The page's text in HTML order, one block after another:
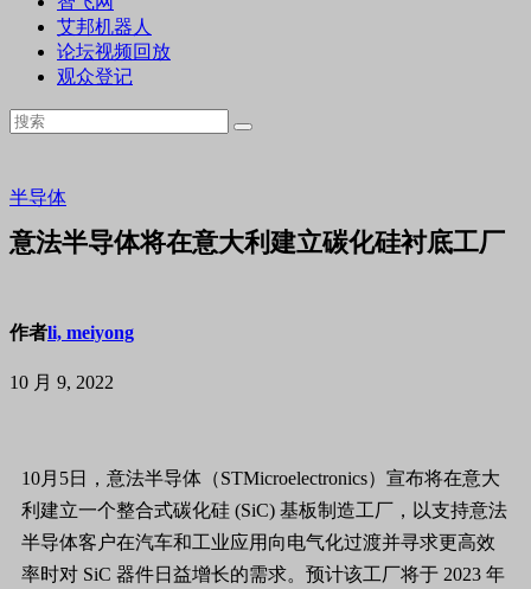
艾邦机器人
论坛视频回放
观众登记
半导体
意法半导体将在意大利建立碳化硅衬底工厂
作者li, meiyong
10 月 9, 2022
10月5日，意法半导体（STMicroelectronics）宣布将在意大
利建立一个整合式碳化硅 (SiC) 基板制造工厂，以支持意法
半导体客户在汽车和工业应用向电气化过渡并寻求更高效
率时对 SiC 器件日益增长的需求。预计该工厂将于 2023 年